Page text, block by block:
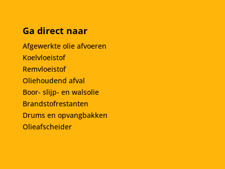
Ga direct naar
Afgewerkte olie afvoeren
Koelvloeistof
Remvloeistof
Oliehoudend afval
Boor- slijp- en walsolie
Brandstofrestanten
Drums en opvangbakken
Olieafscheider